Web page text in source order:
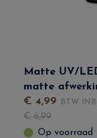
Matte UV/
matte
€ 4,99 BTW
€6,99
Op voorraad